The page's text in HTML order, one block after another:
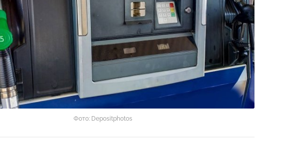
Фото: Depositphotos